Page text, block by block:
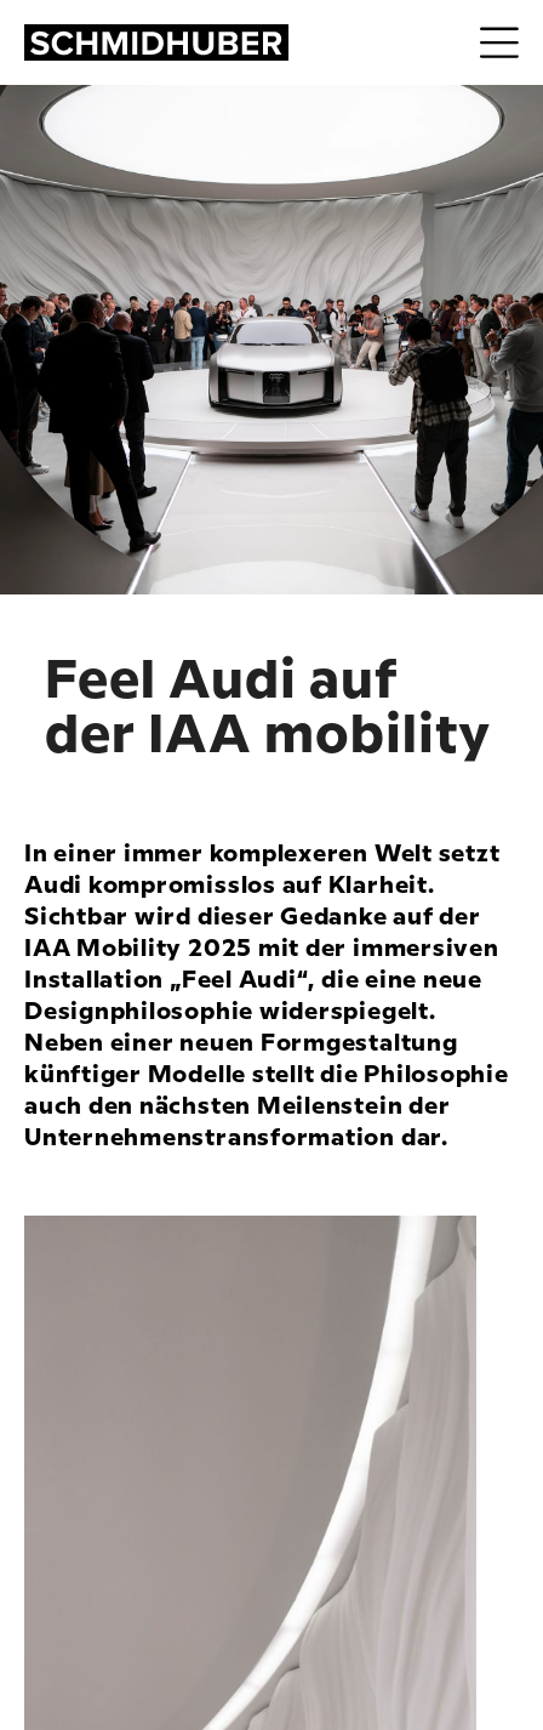
Feel Audi auf
der IAA mobility
In einer immer komplexeren Welt setzt
Audi kompromisslos auf Klarheit.
Sichtbar wird dieser Gedanke auf der
IAA Mobility 2025 mit der immersiven
Installation „Feel Audi“, die eine neue
Designphilosophie widerspiegelt.
Neben einer neuen Formgestaltung
künftiger Modelle stellt die Philosophie
auch den nächsten Meilenstein der
Unternehmenstransformation dar.